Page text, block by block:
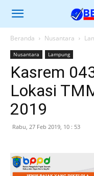
Beranda Nusantara
Nusantara Lampung
Kasrem
Lokasi
2019
Rabu, 27 Feb 2019, 10 : 53